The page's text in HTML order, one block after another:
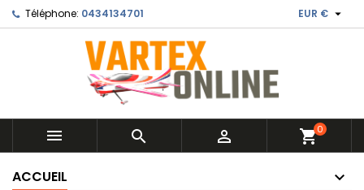
Téléphone: 0434134701 EUR € 
   shopping_cart0
ACCUEIL